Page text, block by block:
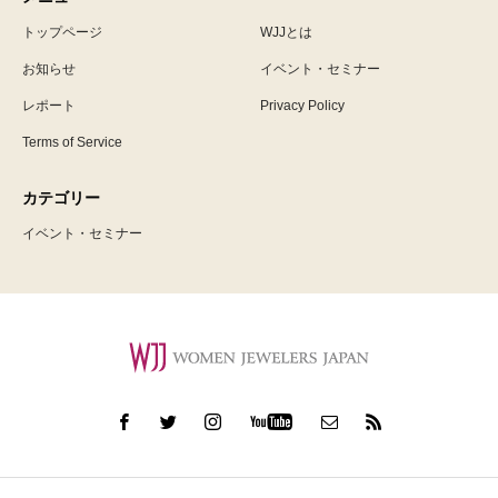
トップページ WJJとは
お知らせ イベント・セミナー
レポート Privacy Policy
Terms of Service
カテゴリー
イベント・セミナー